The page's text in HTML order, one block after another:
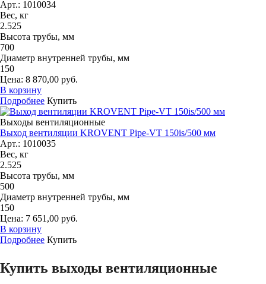
Арт.: 1010034
Вес, кг
2.525
Высота трубы, мм
700
Диаметр внутренней трубы, мм
150
Цена: 8 870,00 руб.
В корзину
Подробнее Купить
Выходы вентиляционные
Выход вентиляции KROVENT Pipe-VT 150is/500 мм
Арт.: 1010035
Вес, кг
2.525
Высота трубы, мм
500
Диаметр внутренней трубы, мм
150
Цена: 7 651,00 руб.
В корзину
Подробнее Купить
Купить выходы вентиляционные